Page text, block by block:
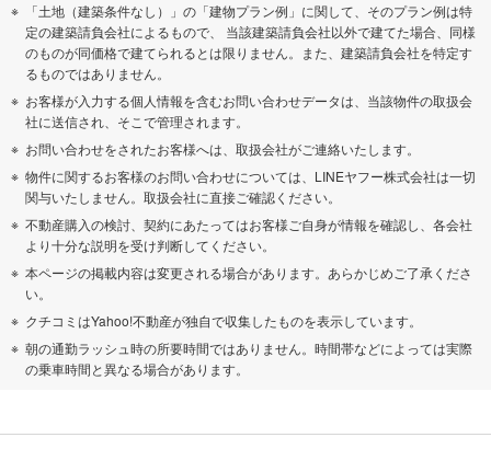
「土地（建築条件なし）」の「建物プラン例」に関して、そのプラン例は特
定の建築請負会社によるもので、 当該建築請負会社以外で建てた場合、同様
のものが同価格で建てられるとは限りません。また、建築請負会社を特定す
るものではありません。
お客様が入力する個人情報を含むお問い合わせデータは、当該物件の取扱会
社に送信され、そこで管理されます。
お問い合わせをされたお客様へは、取扱会社がご連絡いたします。
物件に関するお客様のお問い合わせについては、LINEヤフー株式会社は一切
関与いたしません。取扱会社に直接ご確認ください。
不動産購入の検討、契約にあたってはお客様ご自身が情報を確認し、各会社
より十分な説明を受け判断してください。
本ページの掲載内容は変更される場合があります。あらかじめご了承くださ
い。
クチコミはYahoo!不動産が独自で収集したものを表示しています。
朝の通勤ラッシュ時の所要時間ではありません。時間帯などによっては実際
の乗車時間と異なる場合があります。